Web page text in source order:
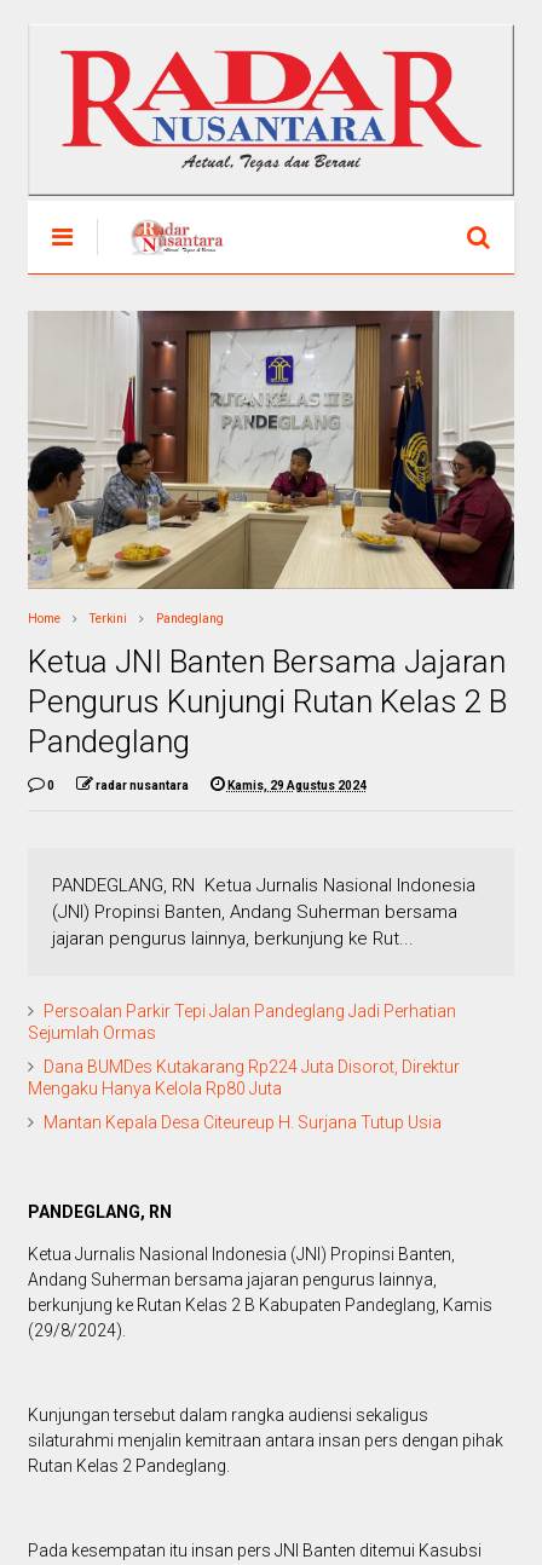
Home Terkini Pandeglang
Ketua JNI Banten Bersama Jajaran
Pengurus Kunjungi Rutan Kelas 2 B
Pandeglang
0 radar nusantara Kamis, 29 Agustus 2024
PANDEGLANG, RN Ketua Jurnalis Nasional Indonesia
(JNI) Propinsi Banten, Andang Suherman bersama
jajaran pengurus lainnya, berkunjung ke Rut...
Persoalan Parkir Tepi Jalan Pandeglang Jadi Perhatian
Sejumlah Ormas
Dana BUMDes Kutakarang Rp224 Juta Disorot, Direktur
Mengaku Hanya Kelola Rp80 Juta
Mantan Kepala Desa Citeureup H. Surjana Tutup Usia
PANDEGLANG, RN
Ketua Jurnalis Nasional Indonesia (JNI) Propinsi Banten,
Andang Suherman bersama jajaran pengurus lainnya,
berkunjung ke Rutan Kelas 2 B Kabupaten Pandeglang, Kamis
(29/8/2024).
Kunjungan tersebut dalam rangka audiensi sekaligus
silaturahmi menjalin kemitraan antara insan pers dengan pihak
Rutan Kelas 2 Pandeglang.
Pada kesempatan itu insan pers JNI Banten ditemui Kasubsi